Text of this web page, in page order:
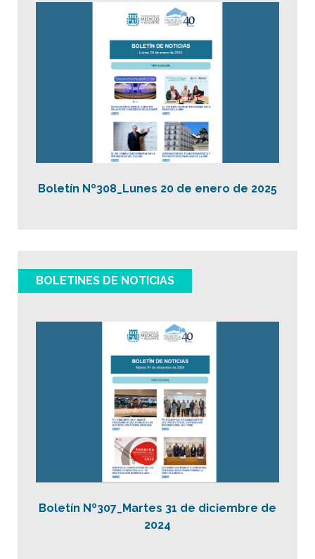
Boletín Nº308_Lunes 20 de enero de 2025
BOLETINES DE NOTICIAS
Boletín Nº307_Martes 31 de diciembre de
2024